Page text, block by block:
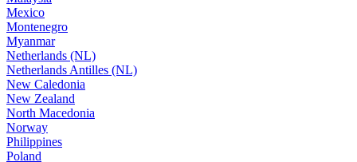
Mexico
Montenegro
Myanmar
Netherlands (NL)
Netherlands Antilles (NL)
New Caledonia
New Zealand
North Macedonia
Norway
Philippines
Poland